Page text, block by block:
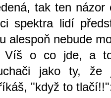
tak ten
spektra lidí
alespoň nebude
Víš o co jde, a
jako ty, že
"když to